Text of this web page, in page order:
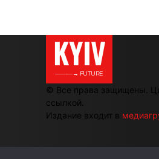
KYIV
———→ FUTURE
© Все права защищены.
ссылкой.
Издание входит в